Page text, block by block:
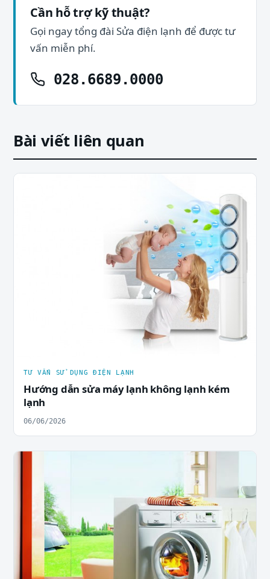
Cần hỗ trợ kỹ thuật?
Gọi ngay tổng đài Sửa điện lạnh để được tư
vấn miễn phí.
028.6689.0000
Bài viết liên quan
TƯ VẤN SỬ DỤNG ĐIỆN LẠNH
Hướng dẫn sửa máy lạnh không lạnh kém
lạnh
06/06/2026